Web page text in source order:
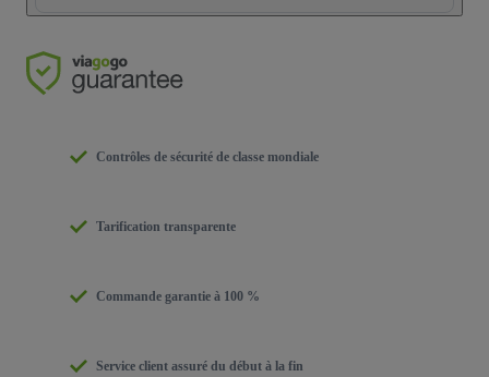
Contrôles de sécurité de classe mondiale
Tarification transparente
Commande garantie à 100 %
Service client assuré du début à la fin